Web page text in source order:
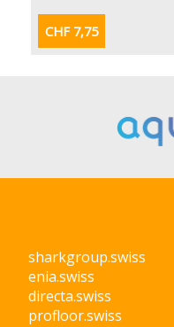
CHF 7,75
sharkgroup.swiss
enia.swiss
directa.swiss
profloor.swiss